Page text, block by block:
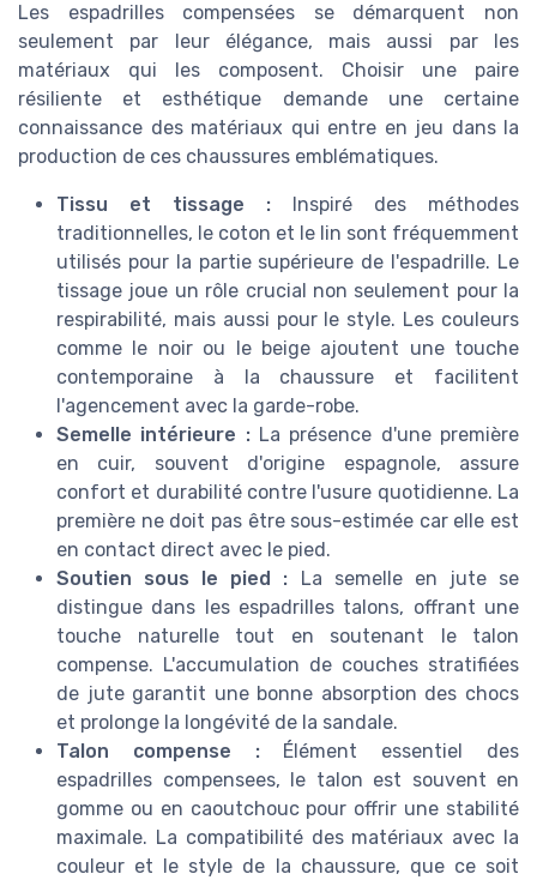
Les espadrilles compensées se démarquent non
seulement par leur élégance, mais aussi par les
matériaux qui les composent. Choisir une paire
résiliente et esthétique demande une certaine
connaissance des matériaux qui entre en jeu dans la
production de ces chaussures emblématiques.
Tissu et tissage : Inspiré des méthodes
traditionnelles, le coton et le lin sont fréquemment
utilisés pour la partie supérieure de l'espadrille. Le
tissage joue un rôle crucial non seulement pour la
respirabilité, mais aussi pour le style. Les couleurs
comme le noir ou le beige ajoutent une touche
contemporaine à la chaussure et facilitent
l'agencement avec la garde-robe.
Semelle intérieure :La présence d'une première
en cuir, souvent d'origine espagnole, assure
confort et durabilité contre l'usure quotidienne. La
première ne doit pas être sous-estimée car elle est
en contact direct avec le pied.
Soutien sous le pied : La semelle en jute se
distingue dans les espadrilles talons, offrant une
touche naturelle tout en soutenant le talon
compense. L'accumulation de couches stratifiées
de jute garantit une bonne absorption des chocs
et prolonge la longévité de la sandale.
Talon compense :Élément essentiel des
espadrilles compensees, le talon est souvent en
gomme ou en caoutchouc pour offrir une stabilité
maximale. La compatibilité des matériaux avec la
couleur et le style de la chaussure, que ce soit